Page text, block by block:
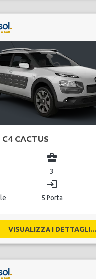
C4 CACTUS
business_center
3
login
5 Porta
VISUALIZZA I DETTAGLI...